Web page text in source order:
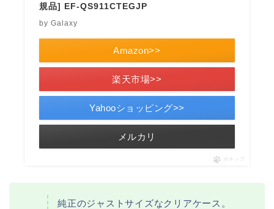
規品] EF-QS911CTEGJP
by Galaxy
Amazon>>
楽天市場>>
Yahooショッピング>>
メルカリ
ポチップ
純正のジャストサイズなクリアケース。